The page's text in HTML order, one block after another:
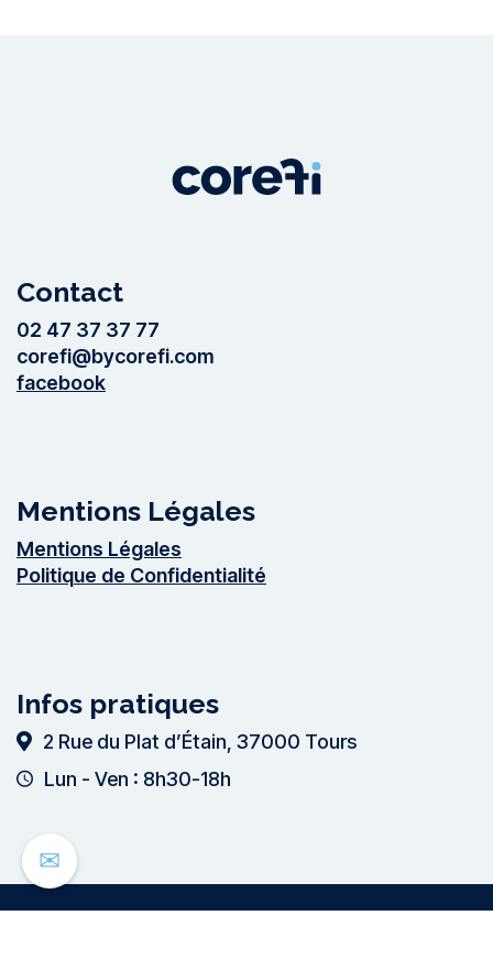
Contact
02 47 37 37 77
corefi@bycorefi.com
facebook
Mentions Légales
Mentions Légales
Politique de Confidentialité
Infos pratiques
2 Rue du Plat dʼÉtain, 37000 Tours
Lun - Ven : 8h30-18h
2026 © Corefi – Tous droits réservés – Site par l’agence
✉